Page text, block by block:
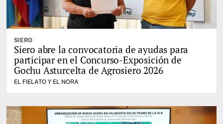
SIERO
Siero abre la convocatoria de ayudas para
participar en el Concurso-Exposición de
Gochu Asturcelta de Agrosiero 2026
EL FIELATO Y EL NORA